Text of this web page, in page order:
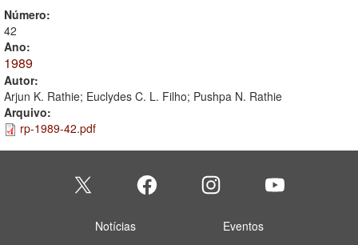
Número:
42
Ano:
1989
Autor:
Arjun K. Rathie; Euclydes C. L. Filho; Pushpa N. Rathie
Arquivo:
rp-1989-42.pdf
Notícias Eventos